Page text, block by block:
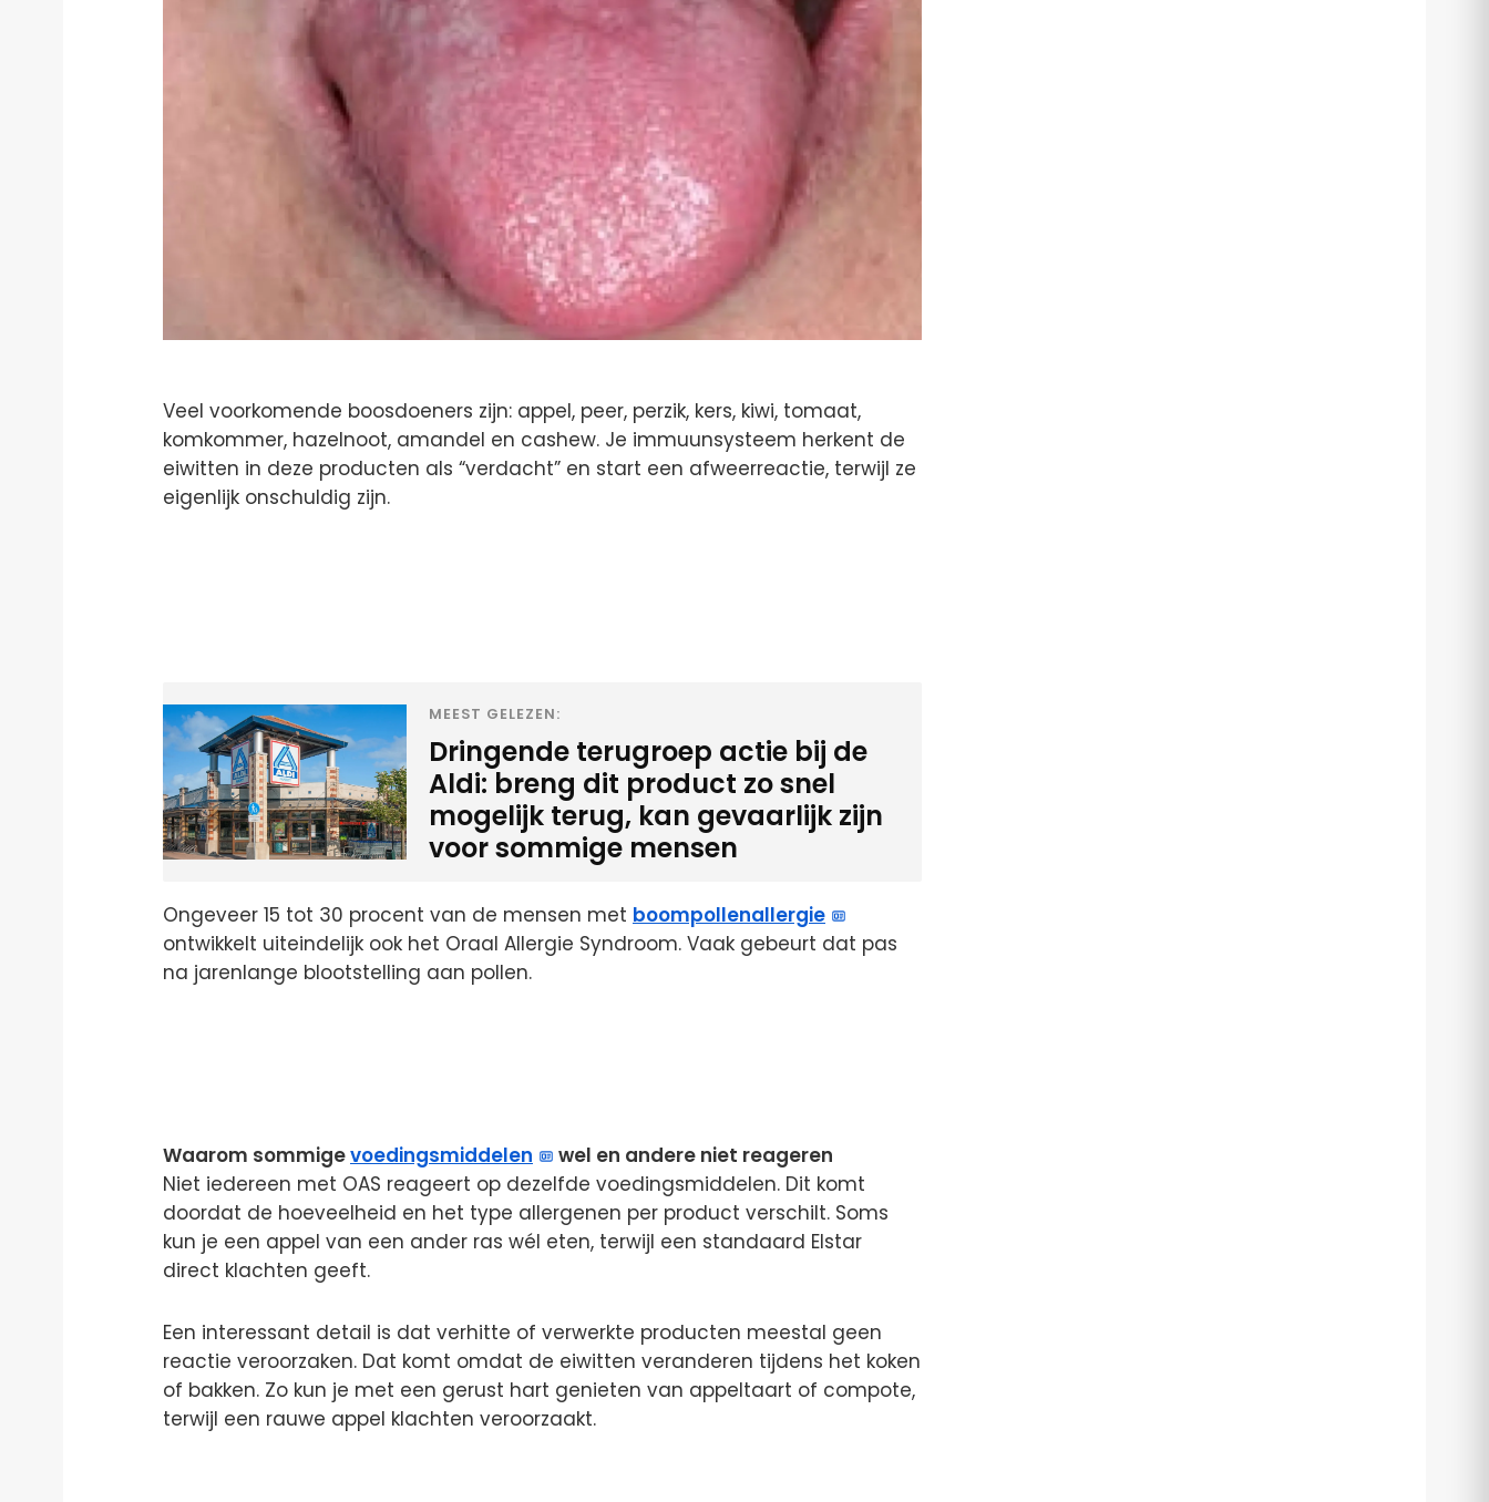
Veel voorkomende boosdoeners zijn: appel, peer, perzik, kers, kiwi, tomaat,
komkommer, hazelnoot, amandel en cashew. Je immuunsysteem herkent de
eiwitten in deze producten als “verdacht” en start een afweerreactie, terwijl ze
eigenlijk onschuldig zijn.
MEEST GELEZEN:
Dringende terugroep actie bij de
Aldi: breng dit product zo snel
mogelijk terug, kan gevaarlijk zijn
voor sommige mensen
Ongeveer 15 tot 30 procent van de mensen met boompollenallergie
ontwikkelt uiteindelijk ook het Oraal Allergie Syndroom. Vaak gebeurt dat pas
na jarenlange blootstelling aan pollen.
Waarom sommigevoedingsmiddelen
wel en andere niet reageren
Niet iedereen met OAS reageert op dezelfde voedingsmiddelen. Dit komt
doordat de hoeveelheid en het type allergenen per product verschilt. Soms
kun je een appel van een ander ras wél eten, terwijl een standaard Elstar
direct klachten geeft.
Een interessant detail is dat verhitte of verwerkte producten meestal geen
reactie veroorzaken. Dat komt omdat de eiwitten veranderen tijdens het koken
of bakken. Zo kun je met een gerust hart genieten van appeltaart of compote,
terwijl een rauwe appel klachten veroorzaakt.